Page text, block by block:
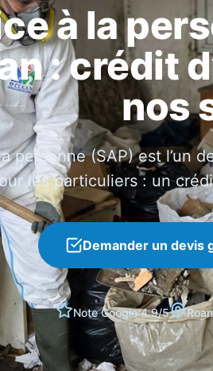
à la
: crédit
nos
personne (SAP) est l’un
les particuliers : un
Demander un devis
Note Google 4.9/5